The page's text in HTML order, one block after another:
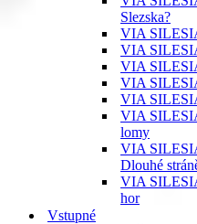
Slezska?
VIA
VIA
VIA
VIA
VIA
VIA
lomy
VIA
Dlouhé
VIA
hor
Vstupné